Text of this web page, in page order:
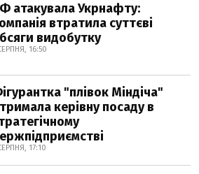
атакувала Укрнафту:
втратила суттєві
видобутку
16:50
"плівок Міндіча"
керівну посаду в
17:10